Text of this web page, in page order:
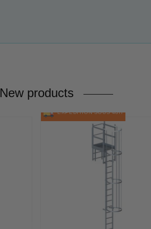
New products
EXPÉDITION SOUS 48H